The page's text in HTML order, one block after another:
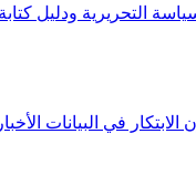
التحريرية ودليل
الابتكار في البيانات الأخبار